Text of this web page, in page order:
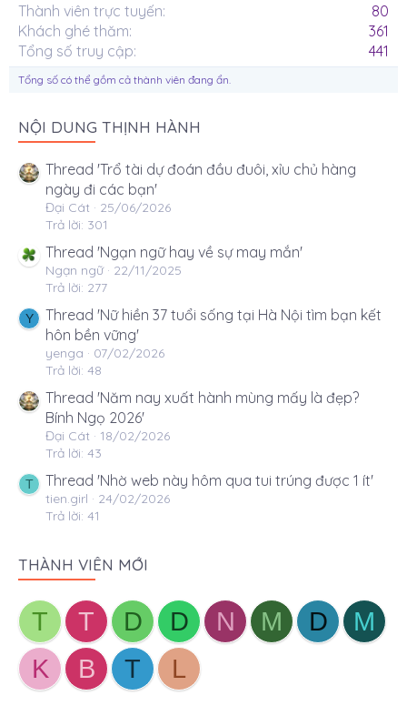
Thành viên trực tuyến
80
Khách ghé thăm
361
Tổng số truy cập
441
Tổng số có thể gồm cả thành viên đang ẩn.
NỘI DUNG THỊNH HÀNH
Thread 'Trổ tài dự đoán đầu đuôi, xỉu chủ hàng
ngày đi các bạn'
Đại Cát
25/06/2026
Trả lời: 301
Thread 'Ngạn ngữ hay về sự may mắn'
Ngạn ngữ
22/11/2025
Trả lời: 277
Y
Thread 'Nữ hiền 37 tuổi sống tại Hà Nội tìm bạn kết
hôn bền vững'
yenga
07/02/2026
Trả lời: 48
Thread 'Năm nay xuất hành mùng mấy là đẹp?
Bính Ngọ 2026'
Đại Cát
18/02/2026
Trả lời: 43
T Thread 'Nhờ web này hôm qua tui trúng được 1 ít'
tien.girl
24/02/2026
Trả lời: 41
THÀNH VIÊN MỚI
T T D D N M D
M
K
B T L